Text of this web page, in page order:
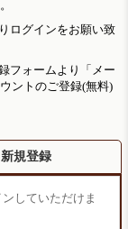
ログインをお願い致
フォームより「メー
ントのご登録(無料)
新規登録
していただけま